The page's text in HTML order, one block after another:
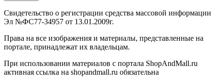
Свидетельство о регистрации средства массовой информации
Эл №ФС77-34957 от 13.01.2009г.
Права на все изображения и материалы, представленные на
портале, принадлежат их владельцам.
При использовании материалов с портала ShopAndMall.ru
активная ссылка на shopandmall.ru обязательна